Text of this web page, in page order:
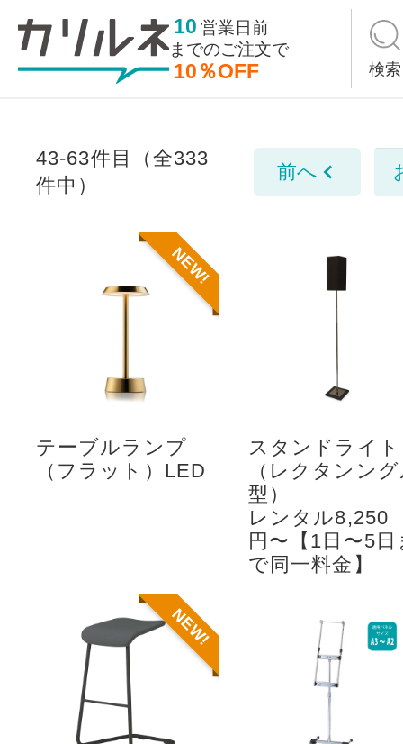
10 営業日前
までのご注文で
10％OFF 検索
43-63件目（全333
件中）
前へ
テーブルランプ
（フラット）LED
NEW!
スタンドライト
（レクタンン
型）
レンタル8,250
円〜【1日〜5日
で同一料金】
NEW!